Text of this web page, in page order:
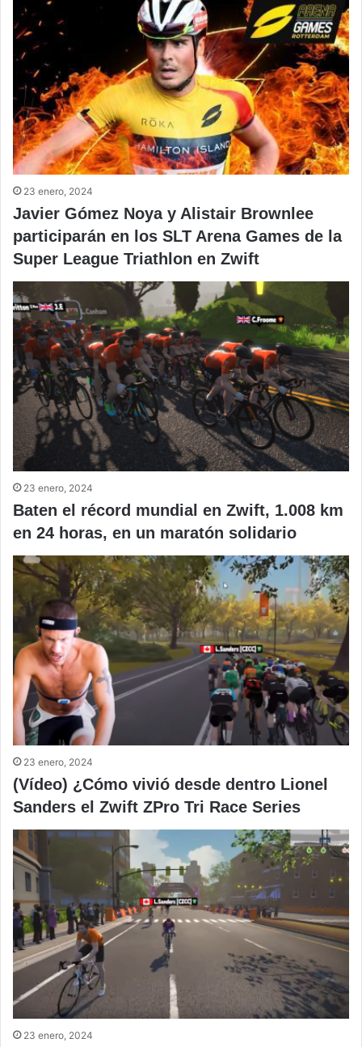
23 enero, 2024
Javier Gómez Noya y Alistair Brownlee
participarán en los SLT Arena Games de la
Super League Triathlon en Zwift
23 enero, 2024
Baten el récord mundial en Zwift, 1.008 km
en 24 horas, en un maratón solidario
23 enero, 2024
(Vídeo) ¿Cómo vivió desde dentro Lionel
Sanders el Zwift ZPro Tri Race Series
23 enero, 2024